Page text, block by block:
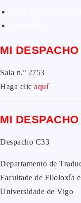
MI
Sala n.º 2753
Haga clic aquí
MI
Despacho C33
Departamento de
Facultade de Filoloxía
Universidade de Vigo